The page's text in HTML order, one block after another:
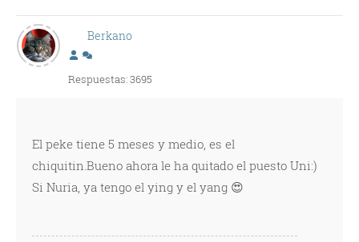
Berkano
Respuestas: 3695
El peke tiene 5 meses y medio, es el
chiquitin.Bueno ahora le ha quitado el puesto Uni:)
Si Nuria, ya tengo el ying y el yang 😍